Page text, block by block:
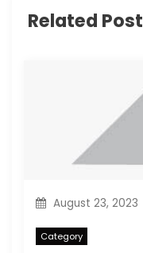
Related Post
August 23, 2023
Category